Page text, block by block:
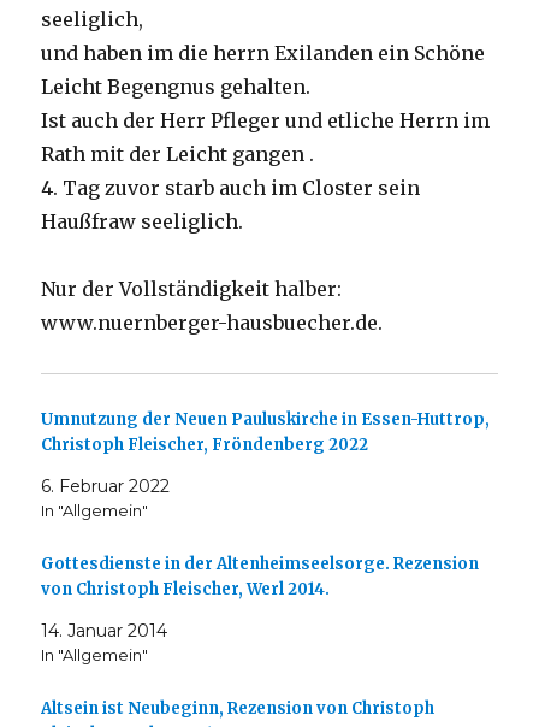
seeliglich,
und haben im die herrn Exilanden ein Schöne
Leicht Begengnus gehalten.
Ist auch der Herr Pfleger und etliche Herrn im
Rath mit der Leicht gangen .
4. Tag zuvor starb auch im Closter sein
Haußfraw seeliglich.
Nur der Vollständigkeit halber:
www.nuernberger-hausbuecher.de.
Umnutzung der Neuen Pauluskirche in Essen-Huttrop,
Christoph Fleischer, Fröndenberg 2022
6. Februar 2022
In "Allgemein"
Gottesdienste in der Altenheimseelsorge. Rezension
von Christoph Fleischer, Werl 2014.
14. Januar 2014
In "Allgemein"
Altsein ist Neubeginn, Rezension von Christoph